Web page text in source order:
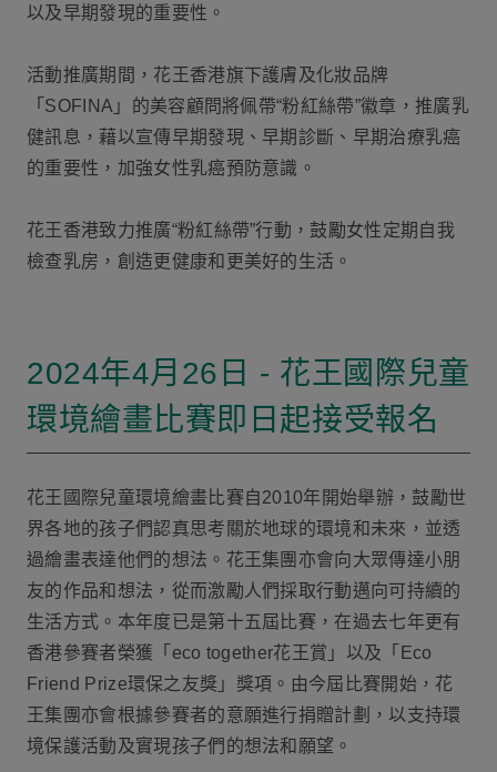
以及早期發現的重要性。
活動推廣期間，花王香港旗下護膚及化妝品牌
「SOFINA」的美容顧問將佩帶“粉紅絲帶”徽章，推廣乳
健訊息，藉以宣傳早期發現、早期診斷、早期治療乳癌
的重要性，加強女性乳癌預防意識。
花王香港致力推廣“粉紅絲帶”行動，鼓勵女性定期自我
檢查乳房，創造更健康和更美好的生活。
2024年4月26日 - 花王國際兒童
環境繪畫比賽即日起接受報名
花王國際兒童環境繪畫比賽自2010年開始舉辦，鼓勵世
界各地的孩子們認真思考關於地球的環境和未來，並透
過繪畫表達他們的想法。花王集團亦會向大眾傳達小朋
友的作品和想法，從而激勵人們採取行動邁向可持續的
生活方式。本年度已是第十五屆比賽，在過去七年更有
香港參賽者榮獲「eco together花王賞」以及「Eco
Friend Prize環保之友獎」獎項。由今屆比賽開始，花
王集團亦會根據參賽者的意願進行捐贈計劃，以支持環
境保護活動及實現孩子們的想法和願望。